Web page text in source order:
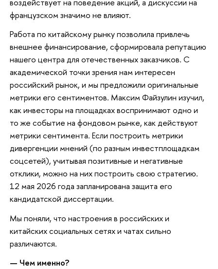
французском значимо не влияют.
Работа по китайскому рынку позволила привлечь
внешнее финансирование, сформировала репутацию
нашего центра для отечественных заказчиков. С
академической точки зрения нам интересен
российский рынок, и мы предложили оригинальные
метрики его сентиментов. Максим Файзулин изучил,
как инвесторы на площадках воспринимают одно и
то же событие на фондовом рынке, как действуют
метрики сентимента. Если построить метрики
дивергенции мнений (по разным инвестплощадкам
соцсетей), учитывая позитивные и негативные
отклики, можно на них построить свою стратегию.
12 мая 2026 года запланирована защита его
кандидатской диссертации.
Мы поняли, что настроения в российских и
китайских социальных сетях и чатах сильно
различаются.
— Чем именно?